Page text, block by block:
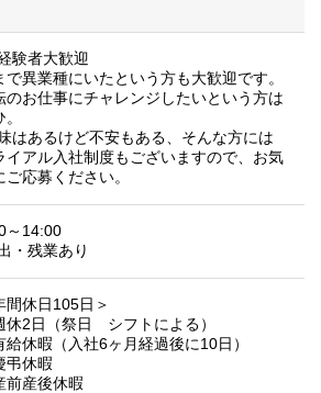
験者大歓迎
で異業種にいたという方も大歓迎です。
のお仕事にチャレンジしたいという方は
はあるけど不安もある、そんな方には
イアル入社制度もございますので、お気
ご応募ください。
～14:00
・残業あり
間休日105日＞
休2日（祭日 シフトによる）
給休暇（入社6ヶ月経過後に10日）
弔休暇
前産後休暇